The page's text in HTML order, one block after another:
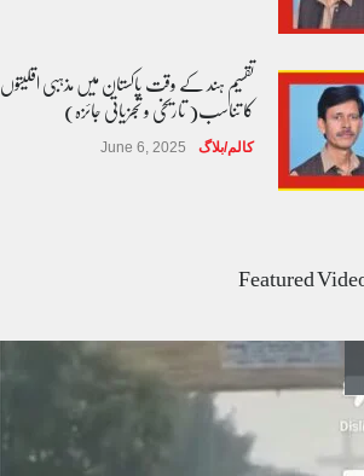
تقسیم ہند کے وقت پاکستان میں مذہبی اقلیتوں
کا تناسب( تاریخی و تجزیاتی جائزہ)
کالم/بلاگ June 6, 2025
بیٹیاں
پسند کی شادیوں کا بڑھتا ہوا رجحان اور راولپنڈی
کی یوسیز میں اندارج پر پابندی ایک نیا تنازعہ
کالم/بلاگ October 14, 2025
Featured